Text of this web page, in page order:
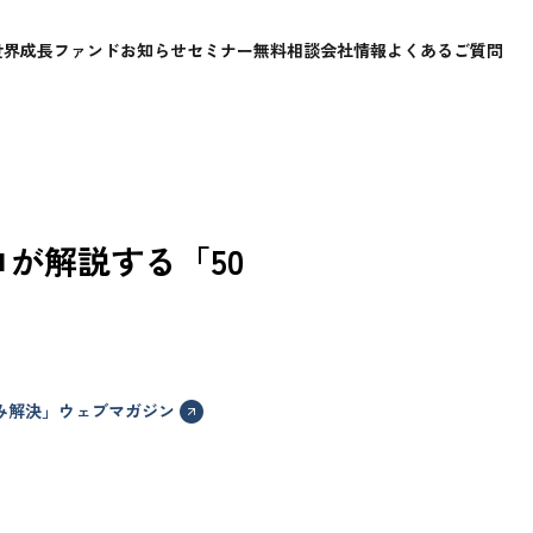
成長ファンドお知らせセミナー無料相談会社情報よくあるご質問
解説する「50
解決」ウェブマガジン